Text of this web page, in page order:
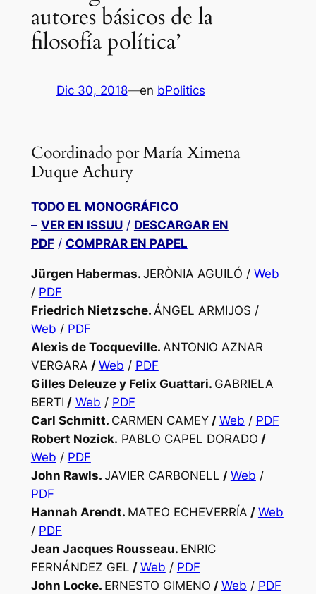
autores básicos de la
filosofía política’
Dic 30, 2018—en bPolitics
Coordinado por María Ximena
Duque Achury
TODO EL MONOGRÁFICO
– VER EN ISSUU/ DESCARGAR EN
PDF/ COMPRAR EN PAPEL
Jürgen Habermas. JERÒNIA AGUILÓ / Web
/ PDF
Friedrich Nietzsche. ÁNGEL ARMIJOS /
Web / PDF
Alexis de Tocqueville. ANTONIO AZNAR
VERGARA / Web / PDF
Gilles Deleuze y Felix Guattari. GABRIELA
BERTI / Web / PDF
Carl Schmitt. CARMEN CAMEY/ Web / PDF
Robert Nozick. PABLO CAPEL DORADO /
Web / PDF
John Rawls. JAVIER CARBONELL / Web /
PDF
Hannah Arendt. MATEO ECHEVERRÍA / Web
/ PDF
Jean Jacques Rousseau. ENRIC
FERNÁNDEZ GEL / Web / PDF
John Locke. ERNESTO GIMENO / Web / PDF